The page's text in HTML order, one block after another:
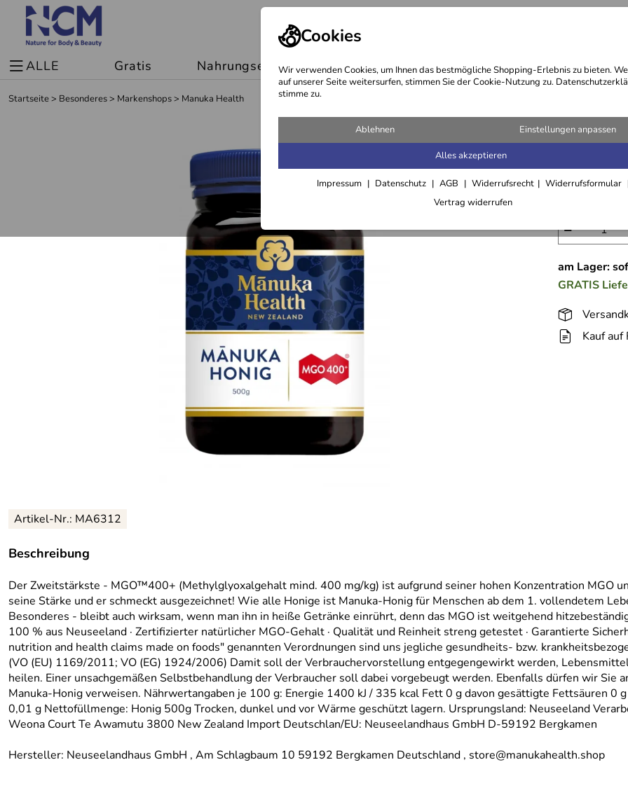
Cookies
Wir verwenden Cookies, um Ihnen das bestmögliche Shopping-Erlebnis zu bieten.
auf unserer Seite weitersurfen, stimmen Sie der Cookie-Nutzung zu.
stimme zu.
Ablehnen Einstellungen anpassen
Alles akzeptieren
Impressum Datenschutz AGB Widerrufsrecht
Widerrufsformular
Vertrag widerrufen
ALLE Gratis Nahrungsergänzung Kosmetik Öle Haare
Startseite> Besonderes> Markenshops> Manuka Health
97,- €
inkl. 19% MwSt.,
−
am Lager:
GRATIS
Kauf auf
Artikel-Nr.: MA6312
Beschreibung
Der Zweitstärkste - MGO™400+ (Methylglyoxalgehalt mind. 400 mg/kg) ist aufgrund seiner hohen Konzentration MGO
seine Stärke und er schmeckt ausgezeichnet! Wie alle Honige ist Manuka-Honig für Menschen ab dem 1. vollendetem
Besonderes - bleibt auch wirksam, wenn man ihn in heiße Getränke einrührt, denn das MGO ist weitgehend
100 % aus Neuseeland · Zertifizierter natürlicher MGO-Gehalt · Qualität und Reinheit streng getestet · Garantierte
nutrition and health claims made on foods" genannten Verordnungen sind uns jegliche gesundheits- bzw.
(VO (EU) 1169/2011; VO (EG) 1924/2006) Damit soll der Verbrauchervorstellung entgegengewirkt werden,
heilen. Einer unsachgemäßen Selbstbehandlung der Verbraucher soll dabei vorgebeugt werden. Ebenfalls dürfen wir Sie
Manuka-Honig verweisen. Nährwertangaben je 100 g: Energie 1400 kJ / 335 kcal Fett 0 g davon gesättigte Fettsäuren 0
0,01 g Nettofüllmenge: Honig 500g Trocken, dunkel und vor Wärme geschützt lagern. Ursprungsland: Neuseeland
Weona Court Te Awamutu 3800 New Zealand Import Deutschlan/EU: Neuseelandhaus GmbH D-59192 Bergkamen
Hersteller: Neuseelandhaus GmbH , Am Schlagbaum 10 59192 Bergkamen Deutschland , store@manukahealth.shop